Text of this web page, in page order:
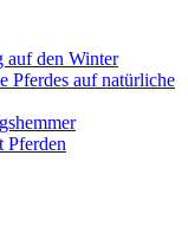
auf den Winter
Pferdes auf natürliche
Pferden